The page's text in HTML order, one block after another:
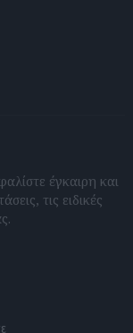
έγκαιρη και
τις ειδικές